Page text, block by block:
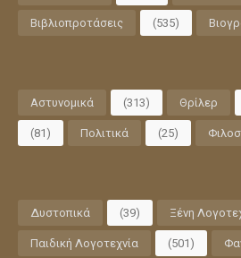
Βιβλιοπροτάσεις (535)
Αστυνομικά (313) Θρίλερ
(81) Πολιτικά (25)
Δυστοπικά (39) Ξένη
Παιδική Λογοτεχνία (501)